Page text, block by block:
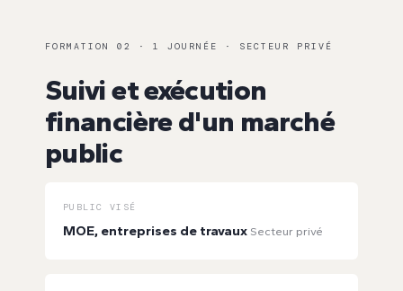
FORMATION 02 · 1 JOURNÉE · SECTEUR PRIVÉ
Suivi et exécution
financière d'un marché
public
PUBLIC VISÉ
MOE, entreprises de travaux Secteur privé